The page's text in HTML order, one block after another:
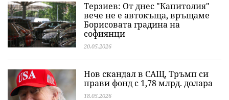
Терзиев: От днес "Капитолия"
вече не е автокъща, връщаме
Борисовата градина на
софиянци
20.05.2026
Нов скандал в САЩ, Тръмп си
прави фонд с 1,78 млрд. долара
18.05.2026